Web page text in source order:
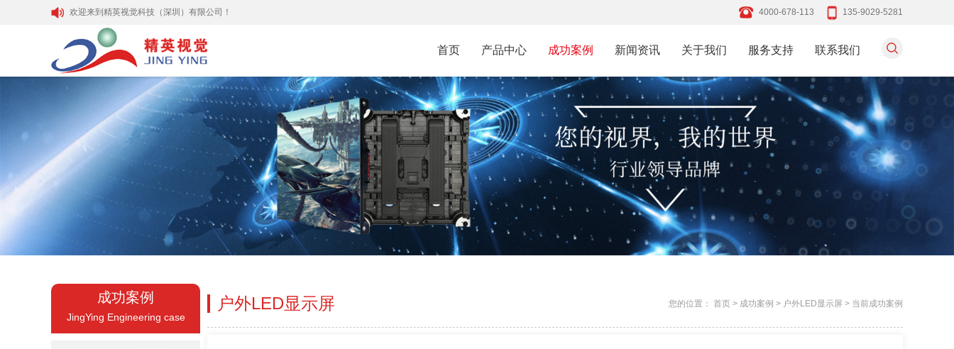
欢迎来到精英视觉科技（深圳）有限公司！ 4000-678-113 135-9029-5281
首页 产品中心 成功案例 新闻资讯 关于我们 服务支持 联系我们
成功案例
JingYing Engineering case
户外LED显示屏 您的位置： 首页 > 成功案例 > 户外LED显示屏 > 当前成功案例